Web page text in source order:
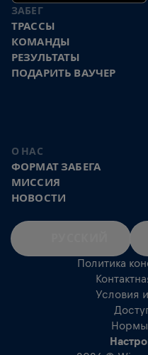
ЗАБЕГ
ТРАССЫ
КОМАНДЫ
РЕЗУЛЬТАТЫ
ПОДАРИТЬ ВАУЧЕР
О НАС
ФОРМАТ ЗАБЕГА
МИССИЯ
НОВОСТИ
Политика
Условия
Нормы